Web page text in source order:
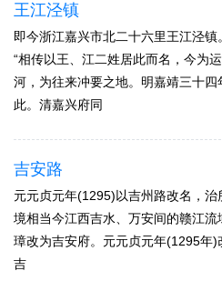
王江泾镇
即今浙江嘉兴市北二十六里王江泾镇
“相传以王、江二姓居此而名，今为
河，为往来冲要之地。明嘉靖三十
此。清嘉兴府同
吉安路
元元贞元年(1295)以吉州路改名，
境相当今江西吉水、万安间的赣江
璋改为吉安府。元元贞元年(1295年
吉